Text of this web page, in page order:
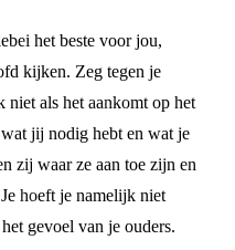
het beste voor jou,
kijken. Zeg tegen je
als het aankomt op het
jij nodig hebt en wat je
zij waar ze aan toe zijn en
hoeft je namelijk niet
gevoel van je ouders.